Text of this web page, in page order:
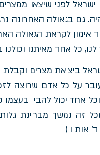
לפני שיצאו
גם בגאולה האחרונה
לקראת הגאולה
כל אחד מאיתנו וכולנו
ביציאת מצרים
על כל אדם שרוצה
אחד יכול להבין בעצמו
זה נמשך מבחינת
אות ו )